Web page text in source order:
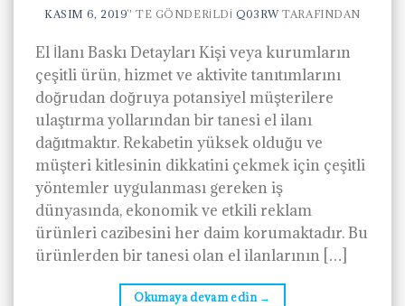
KASIM 6, 2019’' TE GÖNDERILDI Q03RWTARAFINDAN
El İlanı Baskı Detayları Kişi veya kurumların
çeşitli ürün, hizmet ve aktivite tanıtımlarını
doğrudan doğruya potansiyel müşterilere
ulaştırma yollarından bir tanesi el ilanı
dağıtmaktır. Rekabetin yüksek olduğu ve
müşteri kitlesinin dikkatini çekmek için çeşitli
yöntemler uygulanması gereken iş
dünyasında, ekonomik ve etkili reklam
ürünleri cazibesini her daim korumaktadır. Bu
ürünlerden bir tanesi olan el ilanlarının […]
Okumaya devam edin →